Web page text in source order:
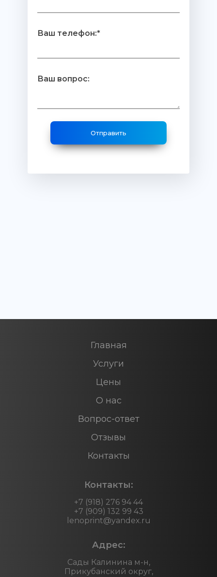
Ваш телефон:*
Ваш вопрос:
Контакты:
+7 (918) 276 94 44
+7 (909) 132 99 43
lenoprint@yandex.ru
Адрес:
Сады Калинина м-н,
Прикубанский округ,
Главная
Услуги
Цены
О нас
Вопрос-ответ
Отзывы
Контакты